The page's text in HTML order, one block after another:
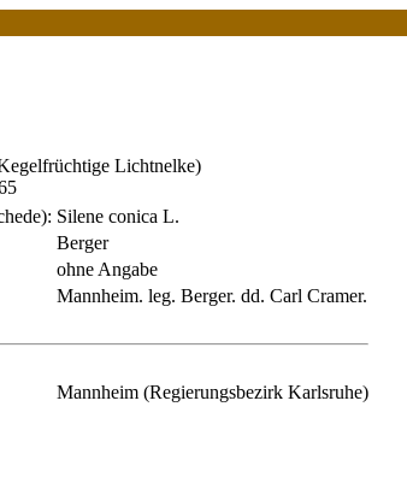
Lichtnelke)
Silene conica L.
Berger
ohne Angabe
Mannheim. leg. Berger. dd. Carl Cramer.
Mannheim (Regierungsbezirk Karlsruhe)